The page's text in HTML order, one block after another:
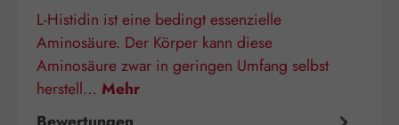
L-Histidin ist eine bedingt essenzielle
Aminosäure. Der Körper kann diese
Aminosäure zwar in geringen Umfang selbst
herstell… Mehr